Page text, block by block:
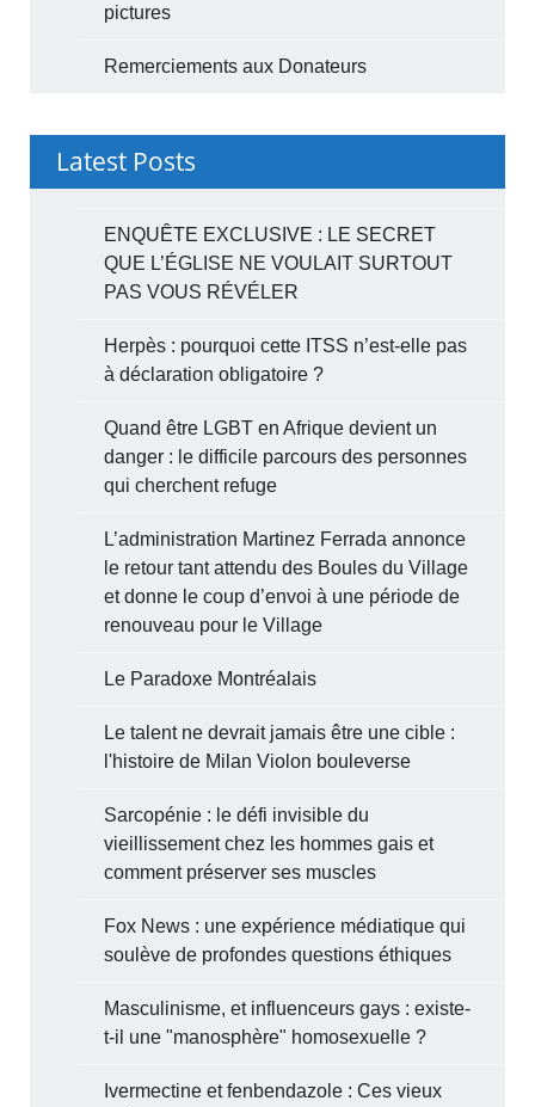
pictures
Remerciements aux Donateurs
Latest Posts
ENQUÊTE EXCLUSIVE : LE SECRET
QUE L’ÉGLISE NE VOULAIT SURTOUT
PAS VOUS RÉVÉLER
Herpès : pourquoi cette ITSS n’est-elle pas
à déclaration obligatoire ?
Quand être LGBT en Afrique devient un
danger : le difficile parcours des personnes
qui cherchent refuge
L’administration Martinez Ferrada annonce
le retour tant attendu des Boules du Village
et donne le coup d’envoi à une période de
renouveau pour le Village
Le Paradoxe Montréalais
Le talent ne devrait jamais être une cible :
l'histoire de Milan Violon bouleverse
Sarcopénie : le défi invisible du
vieillissement chez les hommes gais et
comment préserver ses muscles
Fox News : une expérience médiatique qui
soulève de profondes questions éthiques
Masculinisme, et influenceurs gays : existe-
t-il une "manosphère" homosexuelle ?
Ivermectine et fenbendazole : Ces vieux